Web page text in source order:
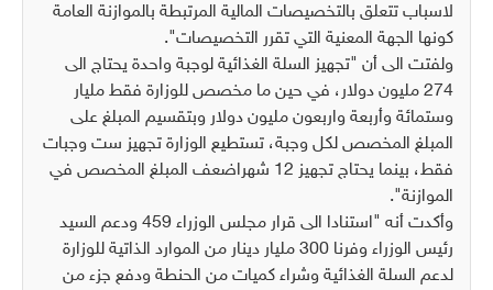
لاسباب تتعلق بالتخصيصات المالية المرتبطة بالموازنة العامة
كونها الجهة المعنية التي تقرر التخصيصات".
ولفتت الى أن "تجهيز السلة الغذائية لوجبة واحدة يحتاج الى
274 مليون دولار، في حين ما مخصص للوزارة فقط مليار
وستمائة وأربعة واربعون مليون دولار وبتقسيم المبلغ على
المبلغ المخصص لكل وجبة، تستطيع الوزارة تجهيز ست وجبات
فقط، بينما يحتاج تجهيز 12 شهراضعف المبلغ المخصص في
الموازنة".
وأكدت أنه "استنادا الى قرار مجلس الوزراء 459 ودعم السيد
رئيس الوزراء وفرنا 300 مليار دينار من الموارد الذاتية للوزارة
لدعم السلة الغذائية وشراء كميات من الحنطة ودفع جزء من